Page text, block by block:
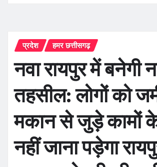
प्रदेश हमर छत्तीसगढ़
नवा रायपुर में बनेगी
तहसील: लोगों को
मकान से जुड़े कामों
नहीं जाना पड़ेगा